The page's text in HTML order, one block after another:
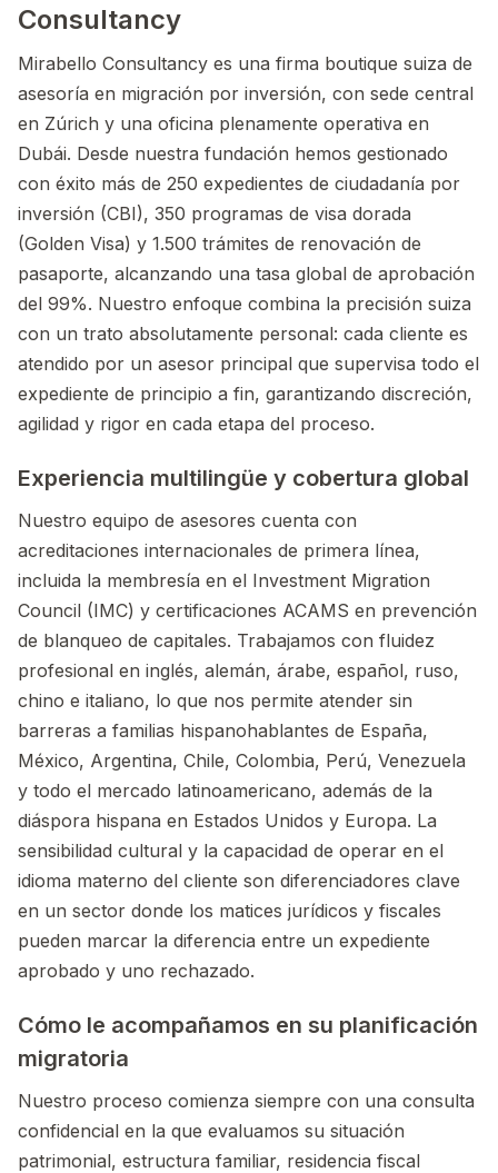
Consultancy
Mirabello Consultancy es una firma boutique suiza de
asesoría en migración por inversión, con sede central
en Zúrich y una oficina plenamente operativa en
Dubái. Desde nuestra fundación hemos gestionado
con éxito más de 250 expedientes de ciudadanía por
inversión (CBI), 350 programas de visa dorada
(Golden Visa) y 1.500 trámites de renovación de
pasaporte, alcanzando una tasa global de aprobación
del 99%. Nuestro enfoque combina la precisión suiza
con un trato absolutamente personal: cada cliente es
atendido por un asesor principal que supervisa todo el
expediente de principio a fin, garantizando discreción,
agilidad y rigor en cada etapa del proceso.
Experiencia multilingüe y cobertura global
Nuestro equipo de asesores cuenta con
acreditaciones internacionales de primera línea,
incluida la membresía en el Investment Migration
Council (IMC) y certificaciones ACAMS en prevención
de blanqueo de capitales. Trabajamos con fluidez
profesional en inglés, alemán, árabe, español, ruso,
chino e italiano, lo que nos permite atender sin
barreras a familias hispanohablantes de España,
México, Argentina, Chile, Colombia, Perú, Venezuela
y todo el mercado latinoamericano, además de la
diáspora hispana en Estados Unidos y Europa. La
sensibilidad cultural y la capacidad de operar en el
idioma materno del cliente son diferenciadores clave
en un sector donde los matices jurídicos y fiscales
pueden marcar la diferencia entre un expediente
aprobado y uno rechazado.
Cómo le acompañamos en su planificación
migratoria
Nuestro proceso comienza siempre con una consulta
confidencial en la que evaluamos su situación
patrimonial, estructura familiar, residencia fiscal